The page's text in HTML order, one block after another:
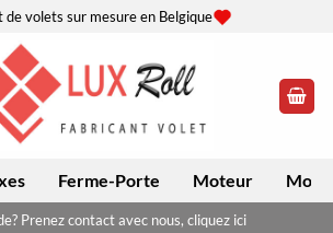
de volets sur mesure en Belgique
Ferme-Porte Moteur
Prenez contact avec nous, cliquez ici